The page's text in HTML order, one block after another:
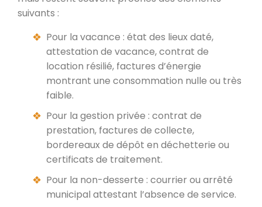
suivants :
Pour la vacance : état des lieux daté,
attestation de vacance, contrat de
location résilié, factures d’énergie
montrant une consommation nulle ou très
faible.
Pour la gestion privée : contrat de
prestation, factures de collecte,
bordereaux de dépôt en déchetterie ou
certificats de traitement.
Pour la non-desserte : courrier ou arrêté
municipal attestant l’absence de service.